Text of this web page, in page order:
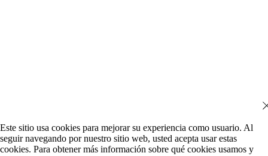
Este sitio usa cookies para mejorar su experiencia como usuario. Al
seguir navegando por nuestro sitio web, usted acepta usar estas
cookies. Para obtener más información sobre qué cookies usamos y